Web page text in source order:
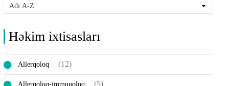
Həkim ixtisasları
Allerqoloq (12)
Allerqoloq-immunoloq (5)